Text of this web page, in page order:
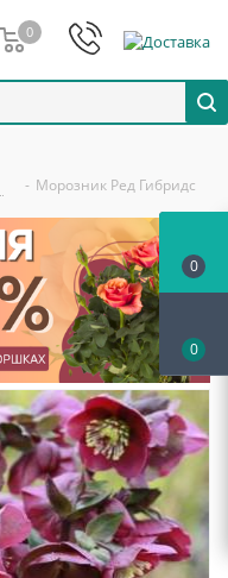
0
- Морозник Ред Гибридс
0
0